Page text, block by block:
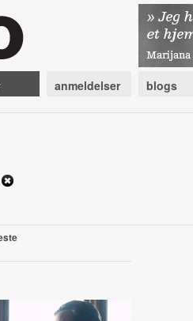
anmeldelser blogs